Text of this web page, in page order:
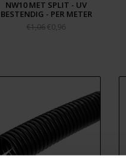
NW10 MET SPLIT - UV
BESTENDIG - PER METER
€1,06€0,96